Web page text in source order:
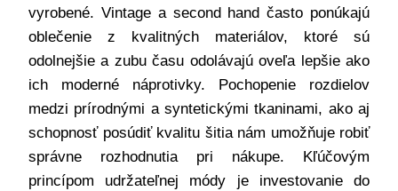
vyrobené. Vintage a second hand často ponúkajú
oblečenie z kvalitných materiálov, ktoré sú
odolnejšie a zubu času odolávajú oveľa lepšie ako
ich moderné náprotivky. Pochopenie rozdielov
medzi prírodnými a syntetickými tkaninami, ako aj
schopnosť posúdiť kvalitu šitia nám umožňuje robiť
správne rozhodnutia pri nákupe. Kľúčovým
princípom udržateľnej módy je investovanie do